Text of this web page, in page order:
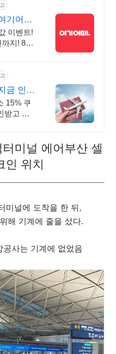
기어때
값!
이벤트!
지! 8월
금 인기
15% 쿠
받고 예
미널 에어부산 셀
인 위치
미널에 도착을 한 뒤,
해 기계에 줄을 섰다.
공사는 기계에 없었음